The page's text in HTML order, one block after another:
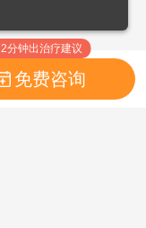
2分钟出治疗建议
免费咨询